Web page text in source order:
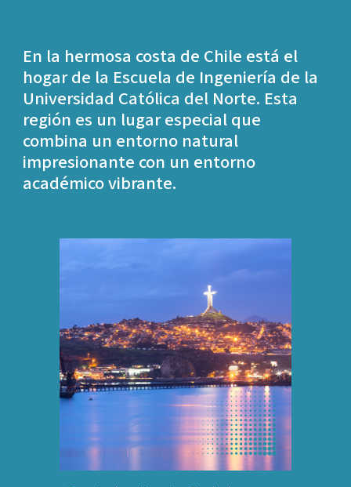
En la hermosa costa de Chile está el
hogar de la Escuela de Ingeniería de la
Universidad Católica del Norte. Esta
región es un lugar especial que
combina un entorno natural
impresionante con un entorno
académico vibrante.